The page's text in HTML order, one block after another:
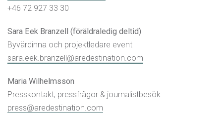
+46 72 927 33 30
Sara Eek Branzell (föräldraledig deltid)
Byvärdinna och projektledare event
sara.eek.branzell@aredestination.com
Maria Wilhelmsson
Presskontakt, pressfrågor & journalistbesök
press@aredestination.com